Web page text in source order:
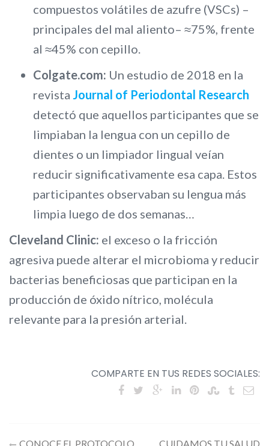
compuestos volátiles de azufre (VSCs) –
principales del mal aliento– ≈75%, frente
al ≈45% con cepillo.
Colgate.com: Un estudio de 2018 en la
revista Journal of Periodontal Research
detectó que aquellos participantes que se
limpiaban la lengua con un cepillo de
dientes o un limpiador lingual veían
reducir significativamente esa capa. Estos
participantes observaban su lengua más
limpia luego de dos semanas…
Cleveland Clinic: el exceso o la fricción
agresiva puede alterar el microbioma y reducir
bacterias beneficiosas que participan en la
producción de óxido nítrico, molécula
relevante para la presión arterial.
COMPARTE EN TUS REDES SOCIALES:
CONOCE EL PROTOCOLO CUIDAMOS TU SALUD